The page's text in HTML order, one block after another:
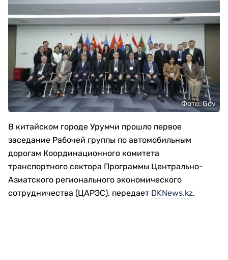
Фото: Gov
В китайском городе Урумчи прошло первое
заседание Рабочей группы по автомобильным
дорогам Координационного комитета
транспортного сектора Программы Центрально-
Азиатского регионального экономического
сотрудничества (ЦАРЭС), передает DKNews.kz.